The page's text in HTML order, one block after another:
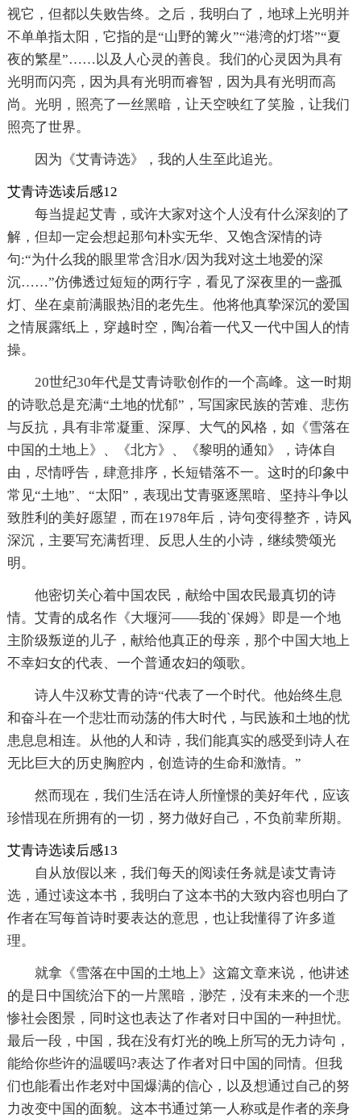
视它，但都以失败告终。之后，我明白了，地球上光明并
不单单指太阳，它指的是“山野的篝火”“港湾的灯塔”“夏
夜的繁星”……以及人心灵的善良。我们的心灵因为具有
光明而闪亮，因为具有光明而睿智，因为具有光明而高
尚。光明，照亮了一丝黑暗，让天空映红了笑脸，让我们
照亮了世界。
因为《艾青诗选》，我的人生至此追光。
艾青诗选读后感12
每当提起艾青，或许大家对这个人没有什么深刻的了
解，但却一定会想起那句朴实无华、又饱含深情的诗
句:“为什么我的眼里常含泪水/因为我对这土地爱的深
沉……”仿佛透过短短的两行字，看见了深夜里的一盏孤
灯、坐在桌前满眼热泪的老先生。他将他真挚深沉的爱国
之情展露纸上，穿越时空，陶冶着一代又一代中国人的情
操。
20世纪30年代是艾青诗歌创作的一个高峰。这一时期
的诗歌总是充满“土地的忧郁”，写国家民族的苦难、悲伤
与反抗，具有非常凝重、深厚、大气的风格，如《雪落在
中国的土地上》、《北方》、《黎明的通知》，诗体自
由，尽情呼告，肆意排序，长短错落不一。这时的印象中
常见“土地”、“太阳”，表现出艾青驱逐黑暗、坚持斗争以
致胜利的美好愿望，而在1978年后，诗句变得整齐，诗风
深沉，主要写充满哲理、反思人生的小诗，继续赞颂光
明。
他密切关心着中国农民，献给中国农民最真切的诗
情。艾青的成名作《大堰河——我的`保姆》即是一个地
主阶级叛逆的儿子，献给他真正的母亲，那个中国大地上
不幸妇女的代表、一个普通农妇的颂歌。
诗人牛汉称艾青的诗“代表了一个时代。他始终生息
和奋斗在一个悲壮而动荡的伟大时代，与民族和土地的忧
患息息相连。从他的人和诗，我们能真实的感受到诗人在
无比巨大的历史胸腔内，创造诗的生命和激情。”
然而现在，我们生活在诗人所憧憬的美好年代，应该
珍惜现在所拥有的一切，努力做好自己，不负前辈所期。
艾青诗选读后感13
自从放假以来，我们每天的阅读任务就是读艾青诗
选，通过读这本书，我明白了这本书的大致内容也明白了
作者在写每首诗时要表达的意思，也让我懂得了许多道
理。
就拿《雪落在中国的土地上》这篇文章来说，他讲述
的是日中国统治下的一片黑暗，渺茫，没有未来的一个悲
惨社会图景，同时这也表达了作者对日中国的一种担忧。
最后一段，中国，我在没有灯光的晚上所写的无力诗句，
能给你些许的温暖吗?表达了作者对日中国的同情。但我
们也能看出作老对中国爆满的信心，以及想通过自己的努
力改变中国的面貌。这本书通过第一人称或是作者的亲身